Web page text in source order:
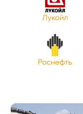
Лукойл
Роснефть